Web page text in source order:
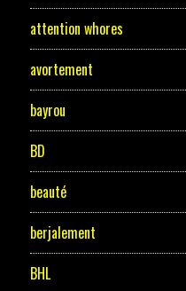
attention whores
avortement
bayrou
BD
beauté
berjalement
BHL